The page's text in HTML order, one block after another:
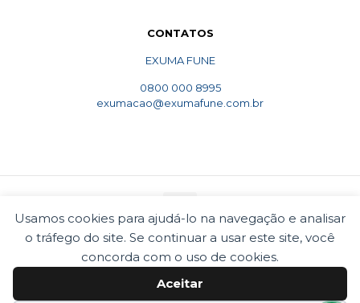
Usamos cookies para ajudá-lo na navegação e analisar
o tráfego do site. Se continuar a usar este site, você
concorda com o uso de cookies.
Aceitar
CONTATOS
EXUMA FUNE
0800 000 8995
exumacao@exumafune.com.br
© 2010 Exumafune. Todos direitos reservados- Ligue
0800 000 8995. Exumações de ossos em todo o Brasil.
Termos e condições
Politica de privacidade